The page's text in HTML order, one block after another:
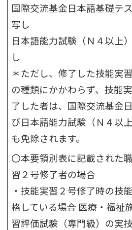
国際交流基金日本語基礎テ
写し
日本語能力試験（Ｎ４以上
し
＊ただし、修了した技能実
の種類にかかわらず、技能
了した者は、国際交流基金
び日本語能力試験（Ｎ４以
も免除されます。
〇本要領別表に記載された
習２号修了者の場合
・技能実習２号修了時の技
格している場合 医療・福祉
習評価試験（専門級）の実